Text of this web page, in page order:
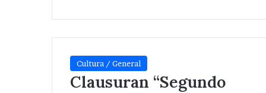
Cultura / General
Clausuran “Segundo